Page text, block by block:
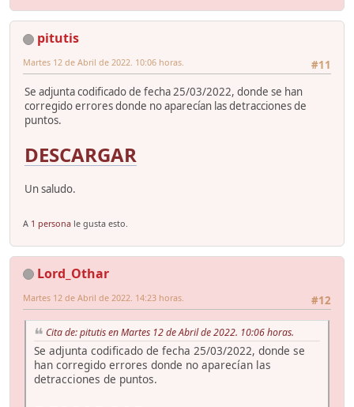
pitutis
#11
Martes 12 de Abril de 2022. 10:06 horas.
Se adjunta codificado de fecha 25/03/2022, donde se han
corregido errores donde no aparecían las detracciones de
puntos.
DESCARGAR
Un saludo.
A 1 persona le gusta esto.
Lord_Othar
#12
Martes 12 de Abril de 2022. 14:23 horas.
Cita de: pitutis en Martes 12 de Abril de 2022. 10:06 horas.
Se adjunta codificado de fecha 25/03/2022, donde se
han corregido errores donde no aparecían las
detracciones de puntos.